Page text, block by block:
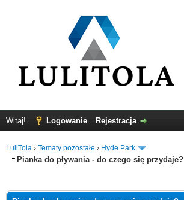
Witaj! Logowanie Rejestracja
LuliTola › Tematy pozostałe › Hyde Park
Pianka do pływania - do czego się przydaje?